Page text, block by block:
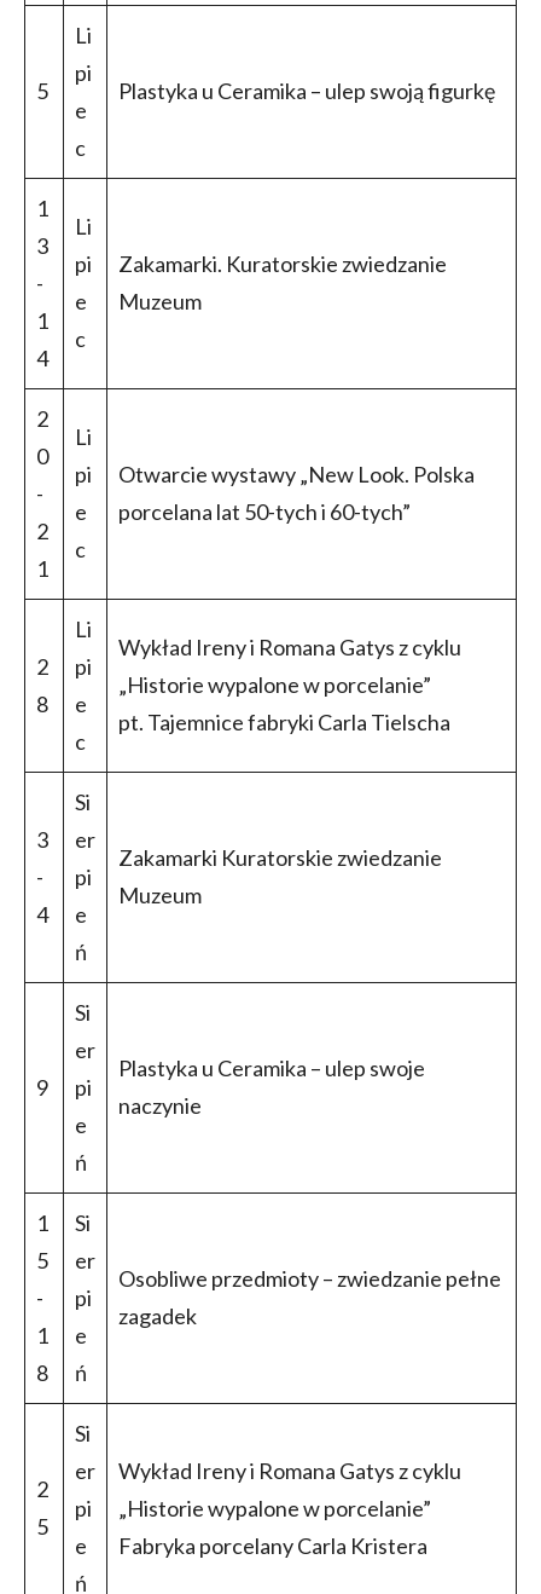
5
Li
pi
e
c
Plastyka u Ceramika – ulep swoją figurkę
1
3
-
1
4
Li
pi
e
c
Zakamarki. Kuratorskie zwiedzanie
Muzeum
2
0
-
2
1
Li
pi
e
c
Otwarcie wystawy „New Look. Polska
porcelana lat 50-tych i 60-tych”
2
8
Li
pi
e
c
Wykład Ireny i Romana Gatys z cyklu
„Historie wypalone w porcelanie”
pt. Tajemnice fabryki Carla Tielscha
3
-
4
Si
er
pi
e
ń
Zakamarki Kuratorskie zwiedzanie
Muzeum
9
Si
er
pi
e
ń
Plastyka u Ceramika – ulep swoje
naczynie
1
5
-
1
8
Si
er
pi
e
ń
Osobliwe przedmioty – zwiedzanie pełne
zagadek
2
5
Si
er
pi
e
ń
Wykład Ireny i Romana Gatys z cyklu
„Historie wypalone w porcelanie”
Fabryka porcelany Carla Kristera